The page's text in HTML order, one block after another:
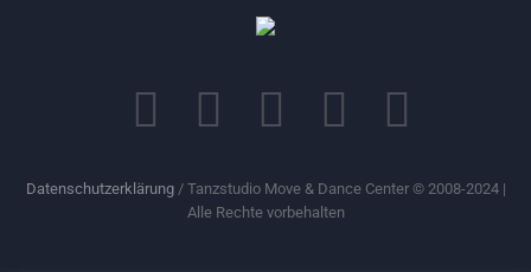
Datenschutzerklärung/ Tanzstudio Move & Dance Center © 2008-2024 |
Alle Rechte vorbehalten